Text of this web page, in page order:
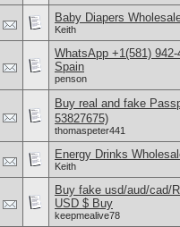
Baby Diapers
Keith
WhatsApp +1(581)
Spain
penson
Buy real and fake
53827675)
thomaspeter441
Energy Drinks
Keith
Buy fake usd/aud/cad/
USD $ Buy
keepmealive78